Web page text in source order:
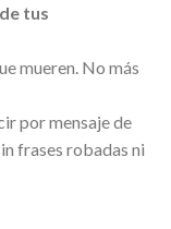
tus
mueren. No más
por mensaje de
frases robadas ni